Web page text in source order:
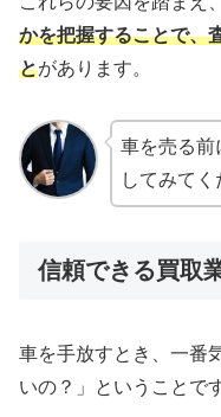
かを把握することで、
とがあります。
車を売る前
してみてく
信頼できる買取
車を手放すとき、一番
いの？」ということで